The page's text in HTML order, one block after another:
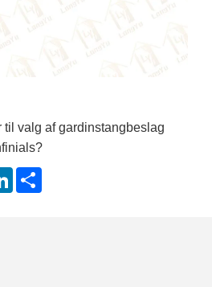
til valg af gardinstangbeslag
LinkedIn